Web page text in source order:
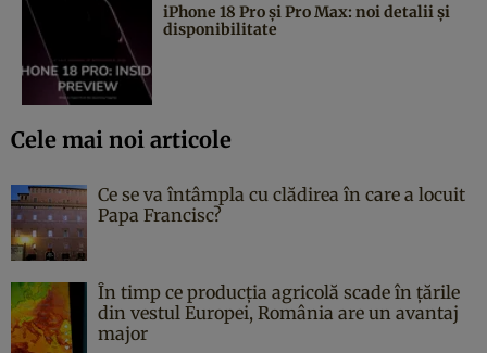
iPhone 18 Pro și Pro Max: noi detalii și
disponibilitate
Cele mai noi articole
Ce se va întâmpla cu clădirea în care a locuit
Papa Francisc?
În timp ce producția agricolă scade în țările
din vestul Europei, România are un avantaj
major